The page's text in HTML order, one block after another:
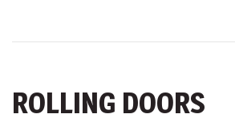
ROLLING DOORS